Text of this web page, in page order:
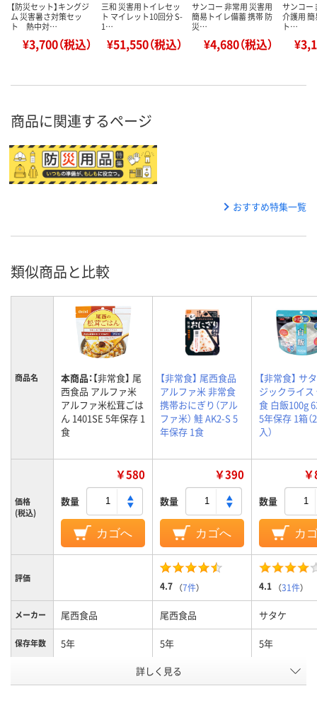
【防災セット】キングジ
ム 災害暑さ対策セッ
ト 熱中対…
¥3,700（税込）
三和 災害用トイレセッ
ト マイレット10回分 S-
1…
¥51,550（税込）
サンコー 非常用 災害用
簡易トイレ備蓄 携帯 防
災…
¥4,680（税込）
サンコー
介護用
ト…
商品に関連するページ
おすすめ特集一覧
類似商品と比較
商品名 本商品：【非常食】 尾
西食品 アルファ米
アルファ米松茸ごは
ん 1401SE 5年保存 1
食
【非常食】 尾西食品
アルファ米 非常食
携帯おにぎり（アル
ファ米） 鮭 AK2-S 5
年保存 1食
【非常食】 サ
ジックライス
食 白飯100g
5年保存 1箱（
入）
価格
(税込)
￥580
数量
カゴへ
￥390
数量
カゴへ
数量
カ
評価
4.7 （7件） 4.1 （31件）
メーカー 尾西食品 尾西食品 サタケ
保存年数 5年 5年 5年
アレルギー物質28項
目不使用
アレルギー物質28項
目不使用
詳しく見る